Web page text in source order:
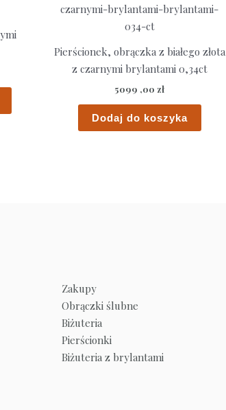
Pierścionek, obrączka z białego złota
z czarnymi brylantami 0,34ct
5099 ,00 zł
Dodaj do koszyka
Zakupy
Obrączki ślubne
Biżuteria
Pierścionki
Biżuteria z brylantami